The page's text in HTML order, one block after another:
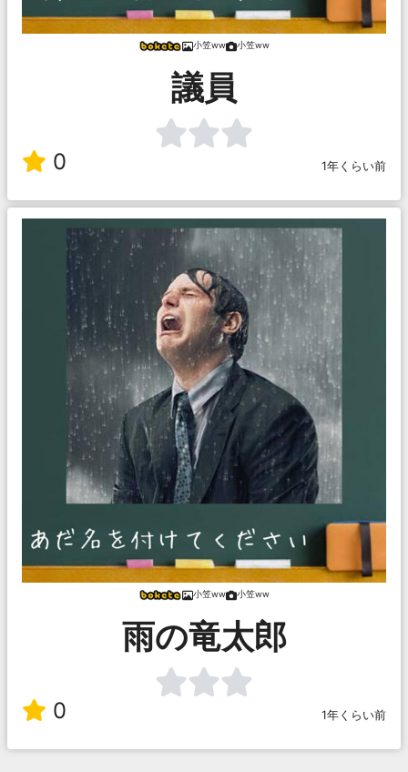
小笠ww 小笠ww
議員
0 1年くらい前
小笠ww 小笠ww
雨の竜太郎
0 1年くらい前